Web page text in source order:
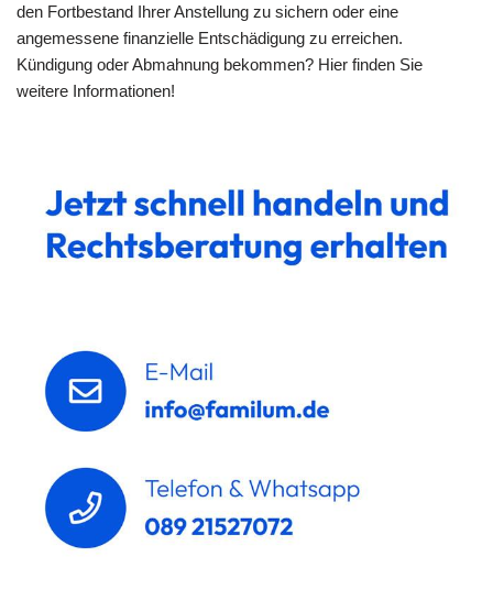
den Fortbestand Ihrer Anstellung zu sichern oder eine
angemessene finanzielle Entschädigung zu erreichen.
Kündigung oder Abmahnung bekommen? Hier finden Sie
weitere Informationen!